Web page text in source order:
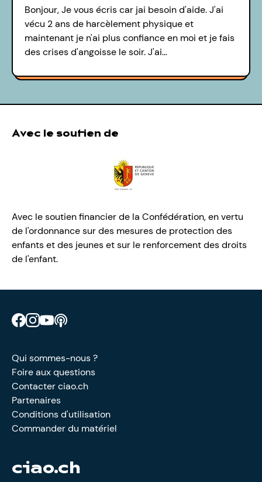
Bonjour, Je vous écris car jai besoin d'aide. J'ai
vécu 2 ans de harcèlement physique et
maintenant je n'ai plus confiance en moi et je fais
des crises d'angoisse le soir. J'ai…
Avec le soutien de
Avec le soutien financier de la Confédération, en vertu
de l'ordonnance sur des mesures de protection des
enfants et des jeunes et sur le renforcement des droits
de l'enfant.
Retrouve CIAO sur Facebook
Retrouve CIAO sur Instagram
Retrouve CIAO sur YouTube
Qui sommes-nous ?
Foire aux questions
Contacter ciao.ch
Partenaires
Conditions d'utilisation
Commander du matériel
ciao.ch